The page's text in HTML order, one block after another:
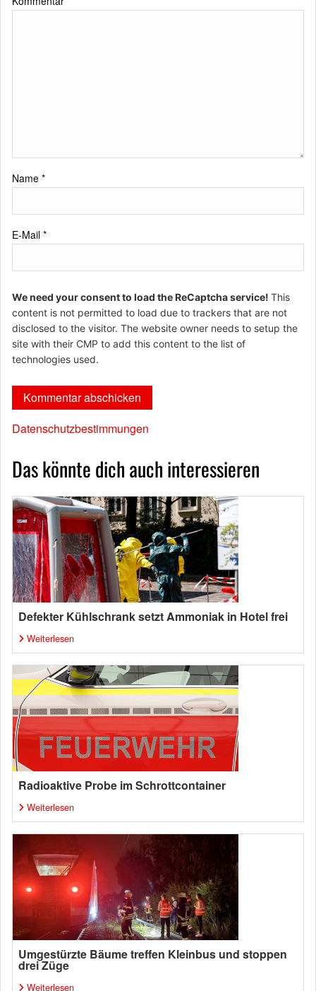
Name *
E-Mail *
We need your consent to load the ReCaptcha service! This
content is not permitted to load due to trackers that are not
disclosed to the visitor. The website owner needs to setup the
site with their CMP to add this content to the list of
technologies used.
Datenschutzbestimmungen
Das könnte dich auch interessieren
Defekter Kühlschrank setzt Ammoniak in Hotel frei
Weiterlesen
Radioaktive Probe im Schrottcontainer
Weiterlesen
Umgestürzte Bäume treffen Kleinbus und stoppen
drei Züge
Weiterlesen